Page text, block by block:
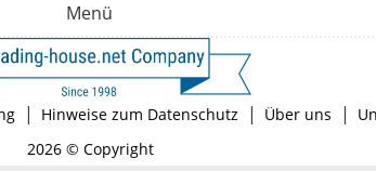
Menü
| Hinweise zum Datenschutz | Über uns |
2026 © Copyright